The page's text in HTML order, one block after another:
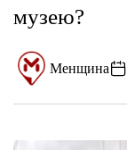
музею?
Менщина